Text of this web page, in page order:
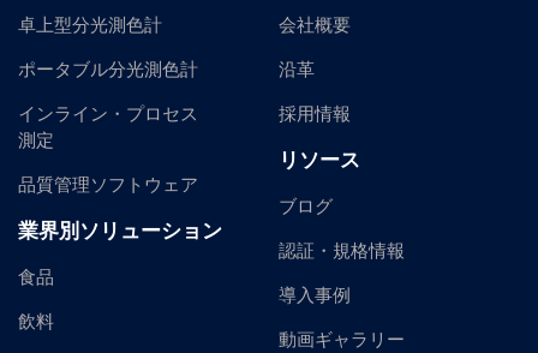
卓上型分光測色計
ポータブル分光測色計
インライン・プロセス
測定
品質管理ソフトウェア
業界別ソリューション
食品
飲料
会社概要
沿革
採用情報
リソース
ブログ
認証・規格情報
導入事例
動画ギャラリー